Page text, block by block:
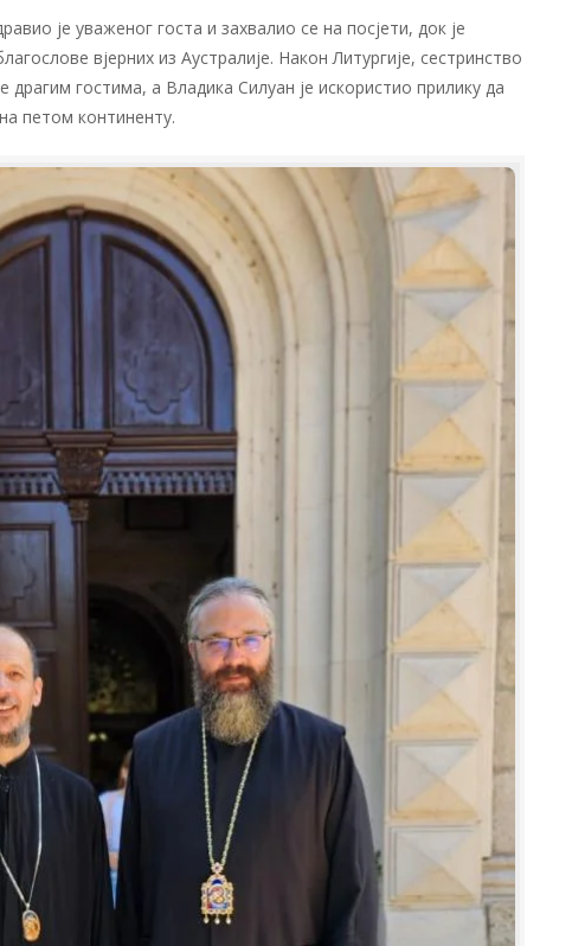
је уваженог госта и захвалио се на посјети, док је
вјерних из Аустралије. Након Литургије, сестринство
гостима, а Владика Силуан је искористио прилику да
петом континенту.